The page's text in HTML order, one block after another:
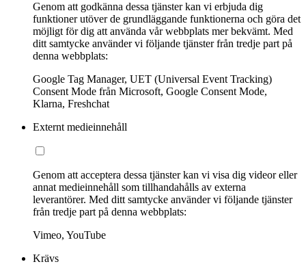
Genom att godkänna dessa tjänster kan vi erbjuda dig
funktioner utöver de grundläggande funktionerna och göra det
möjligt för dig att använda vår webbplats mer bekvämt. Med
ditt samtycke använder vi följande tjänster från tredje part på
denna webbplats:
Google Tag Manager, UET (Universal Event Tracking)
Consent Mode från Microsoft, Google Consent Mode,
Klarna, Freshchat
Externt medieinnehåll
Genom att acceptera dessa tjänster kan vi visa dig videor eller
annat medieinnehåll som tillhandahålls av externa
leverantörer. Med ditt samtycke använder vi följande tjänster
från tredje part på denna webbplats:
Vimeo, YouTube
Krävs